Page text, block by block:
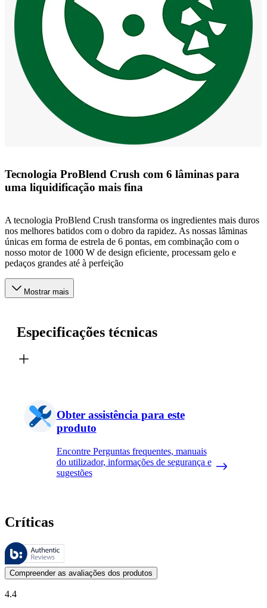
Tecnologia ProBlend Crush com 6 lâminas para
uma liquidificação mais fina
A tecnologia ProBlend Crush transforma os ingredientes mais duros
nos melhores batidos com o dobro da rapidez. As nossas lâminas
únicas em forma de estrela de 6 pontas, em combinação com o
nosso motor de 1000 W de design eficiente, processam gelo e
pedaços grandes até à perfeição
Mostrar mais
Especificações técnicas
Obter assistência para este
produto
Encontre Perguntas frequentes, manuais
do utilizador, informações de segurança e
sugestões
Críticas
Estas avaliações são geridas pela Bazaarvoice e estão em
As opiniões dos clientes na forma de classificação do produto com
Compreender as avaliações dos produtos
4.4